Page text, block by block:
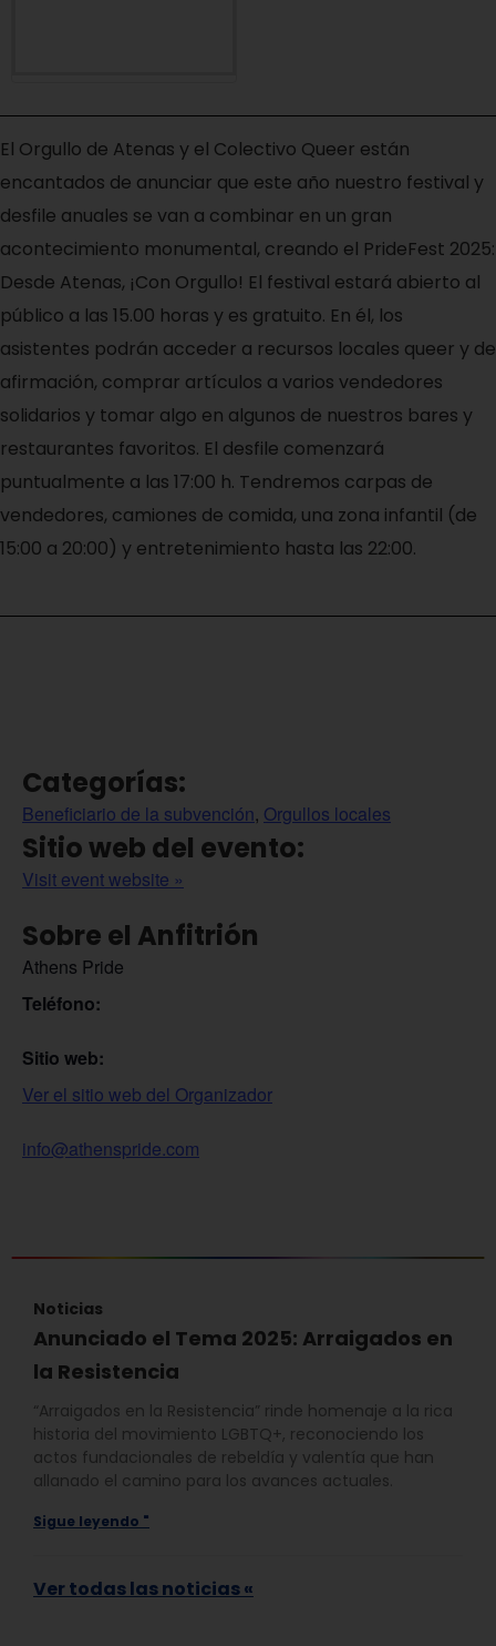
El Orgullo de Atenas y el Colectivo Queer están
encantados de anunciar que este año nuestro festival y
desfile anuales se van a combinar en un gran
acontecimiento monumental, creando el PrideFest 2025:
Desde Atenas, ¡Con Orgullo! El festival estará abierto al
público a las 15.00 horas y es gratuito. En él, los
asistentes podrán acceder a recursos locales queer y de
afirmación, comprar artículos a varios vendedores
solidarios y tomar algo en algunos de nuestros bares y
restaurantes favoritos. El desfile comenzará
puntualmente a las 17:00 h. Tendremos carpas de
vendedores, camiones de comida, una zona infantil (de
15:00 a 20:00) y entretenimiento hasta las 22:00.
Categorías:
Beneficiario de la subvención, Orgullos locales
Sitio web del evento:
Visit event website »
Sobre el Anfitrión
Athens Pride
Teléfono:
Sitio web:
Ver el sitio web del Organizador
info@athenspride.com
Noticias
Anunciado el Tema 2025: Arraigados en
la Resistencia
“Arraigados en la Resistencia” rinde homenaje a la rica
historia del movimiento LGBTQ+, reconociendo los
actos fundacionales de rebeldía y valentía que han
allanado el camino para los avances actuales.
Sigue leyendo "
Ver todas las noticias «